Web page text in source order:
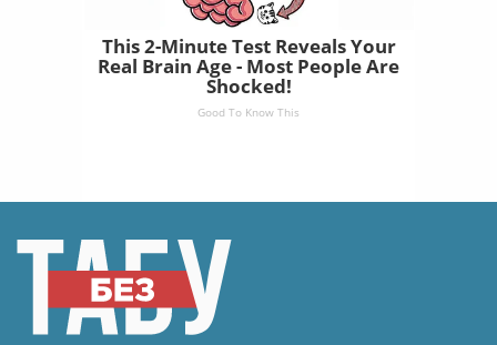
This 2-Minute Test Reveals Your
Real Brain Age - Most People Are
Shocked!
Good To Know This